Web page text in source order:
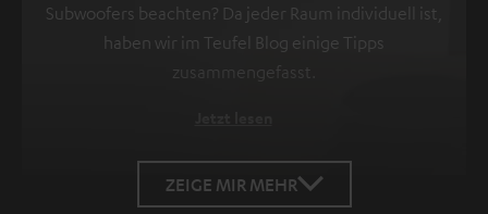
Subwoofers beachten? Da jeder Raum individuell ist,
haben wir im Teufel Blog einige Tipps
zusammengefasst.
ZEIGE MIR MEHR